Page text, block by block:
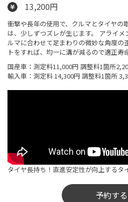
13,200円
衝撃や長年の使用で、クルマとタイヤの
は、少しずつズレが生じます。 アライ
ルマに合わせて足まわりの微妙な角度の
トをすれば、均一に溝が減るので適正寿
国産車：測定料11,000円 調整料1箇所
輸入車：測定料 14,300円 調整料1箇所
タイヤ長持ち！直進安定性が向上するタ
予約する